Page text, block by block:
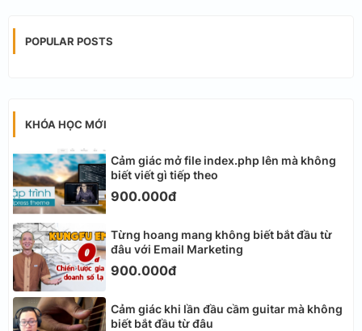
POPULAR POSTS
KHÓA HỌC MỚI
Cảm giác mở file index.php lên mà không
biết viết gì tiếp theo
900.000đ
Từng hoang mang không biết bắt đầu từ
đâu với Email Marketing
900.000đ
Cảm giác khi lần đầu cầm guitar mà không
biết bắt đầu từ đâu